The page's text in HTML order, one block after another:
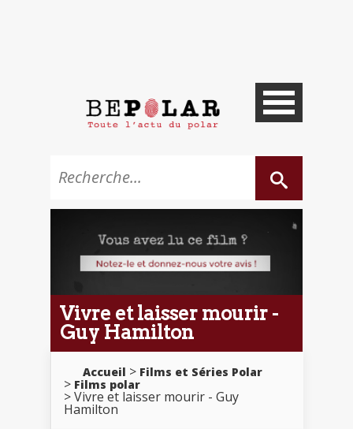
Vivre et laisser mourir -
Guy Hamilton
Accueil
Films et Séries Polar
Films polar
Vivre et laisser mourir - Guy
Hamilton